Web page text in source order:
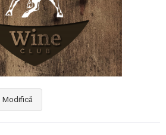
Modifică